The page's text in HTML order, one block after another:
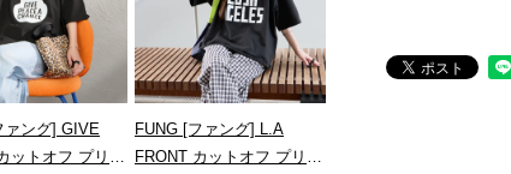
ァング] GIVE
ットオフ プリン
FUNG [ファング] L.A
FRONT カットオフ プリン